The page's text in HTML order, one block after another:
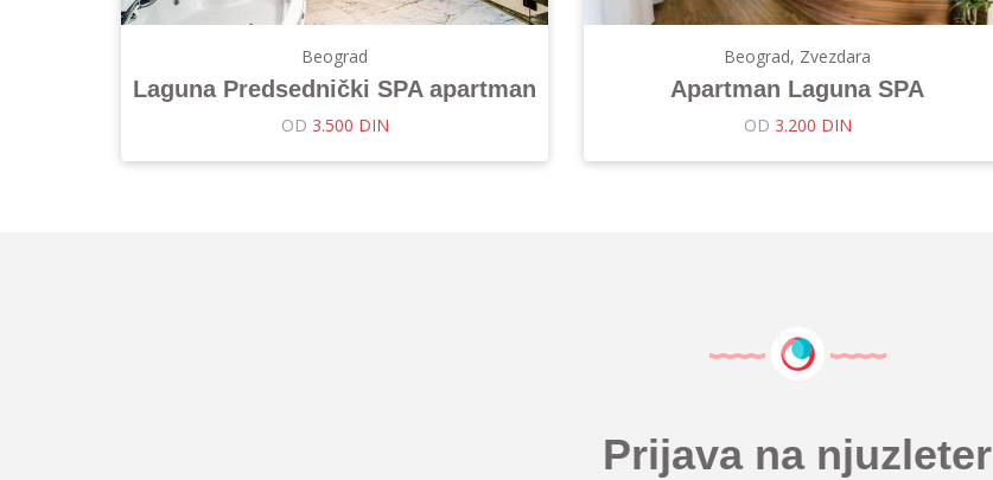
Beograd
Laguna Predsednički SPA apartman
OD 3.500 DIN
Beograd, Zvezdara
Apartman Laguna SPA
OD 3.200 DIN
Prijava na njuzleter